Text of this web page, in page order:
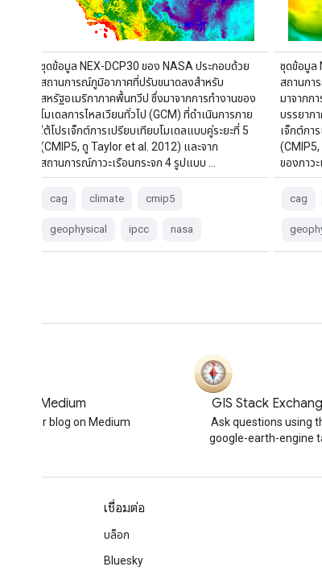
ชุดข้อมูล NEX-DCP30 ของ NASA ประกอบด้วย
สถานการณ์ภูมิอากาศที่ปรับขนาดลงสำหรับ
สหรัฐอเมริกาภาคพื้นทวีป ซึ่งมาจากการทำงานของ
โมเดลการไหลเวียนทั่วไป (GCM) ที่ดำเนินการภาย
ใต้โปรเจ็กต์การเปรียบเทียบโมเดลแบบคู่ระยะที่ 5
(CMIP5, ดู Taylor et al. 2012) และจาก
สถานการณ์ภาวะเรือนกระจก 4 รูปแบบ …
cag climate cmip5
geophysical ipcc nasa
ชุดข้อมูล
สถานกา
มาจากก
บรรยาก
เจ็กต์กา
ของภาวะ
cag
Medium
Follow our blog on Medium
GIS Stack
Ask questions using
google-earth-engine
เชื่อมต่อ
บล็อก
Bluesky